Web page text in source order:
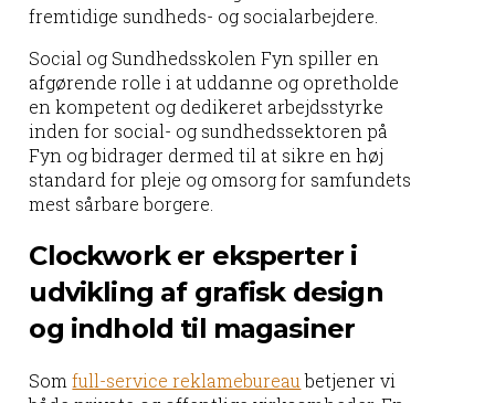
fremtidige sundheds- og socialarbejdere.
Social og Sundhedsskolen Fyn spiller en
afgørende rolle i at uddanne og opretholde
en kompetent og dedikeret arbejdsstyrke
inden for social- og sundhedssektoren på
Fyn og bidrager dermed til at sikre en høj
standard for pleje og omsorg for samfundets
mest sårbare borgere.
Clockwork er eksperter i
udvikling af grafisk design
og indhold til magasiner
Somfull-service reklamebureaubetjener vi